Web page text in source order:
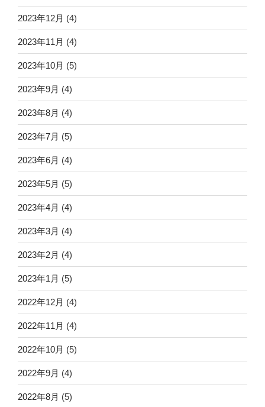
2023年12月 (4)
2023年11月 (4)
2023年10月 (5)
2023年9月 (4)
2023年8月 (4)
2023年7月 (5)
2023年6月 (4)
2023年5月 (5)
2023年4月 (4)
2023年3月 (4)
2023年2月 (4)
2023年1月 (5)
2022年12月 (4)
2022年11月 (4)
2022年10月 (5)
2022年9月 (4)
2022年8月 (5)